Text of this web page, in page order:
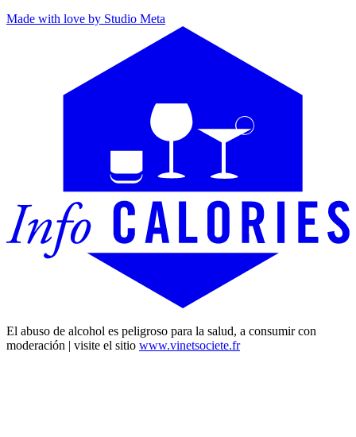
Made with love by Studio Meta
El abuso de alcohol es peligroso para la salud, a consumir con
moderación | visite el sitio www.vinetsociete.fr